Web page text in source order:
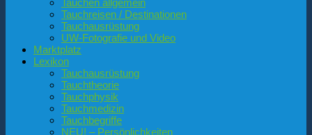
Tauchen allgemein
Tauchreisen / Destinationen
Tauchausrüstung
UW-Fotografie und Video
Marktplatz
Lexikon
Tauchausrüstung
Tauchtheorie
Tauchphysik
Tauchmedizin
Tauchbegriffe
NEU! – Persönlichkeiten